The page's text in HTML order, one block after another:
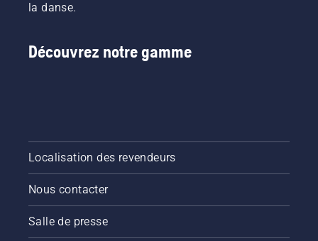
la danse.
Découvrez notre gamme
Localisation des revendeurs
Nous contacter
Salle de presse